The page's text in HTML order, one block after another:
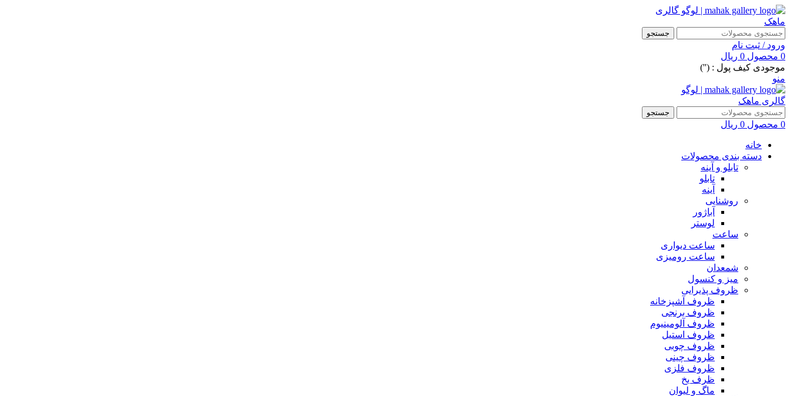
جستجو
ورود / ثبت نام
0 محصول 0 ریال
موجودی کیف پول : ('')
منو
جستجو
0 محصول 0 ریال
خانه
دسته بندی محصولات
تابلو و آینه
تابلو
آینه
روشنایی
آباژور
لوستر
ساعت
ساعت دیواری
ساعت رومیزی
شمعدان
میز و کنسول
ظروف پذیرایی
ظروف آشپزخانه
ظروف برنجی
ظروف آلومینیوم
ظروف استیل
ظروف چوبی
ظروف چینی
ظروف فلزی
ظرف یخ
ماگ و لیوان